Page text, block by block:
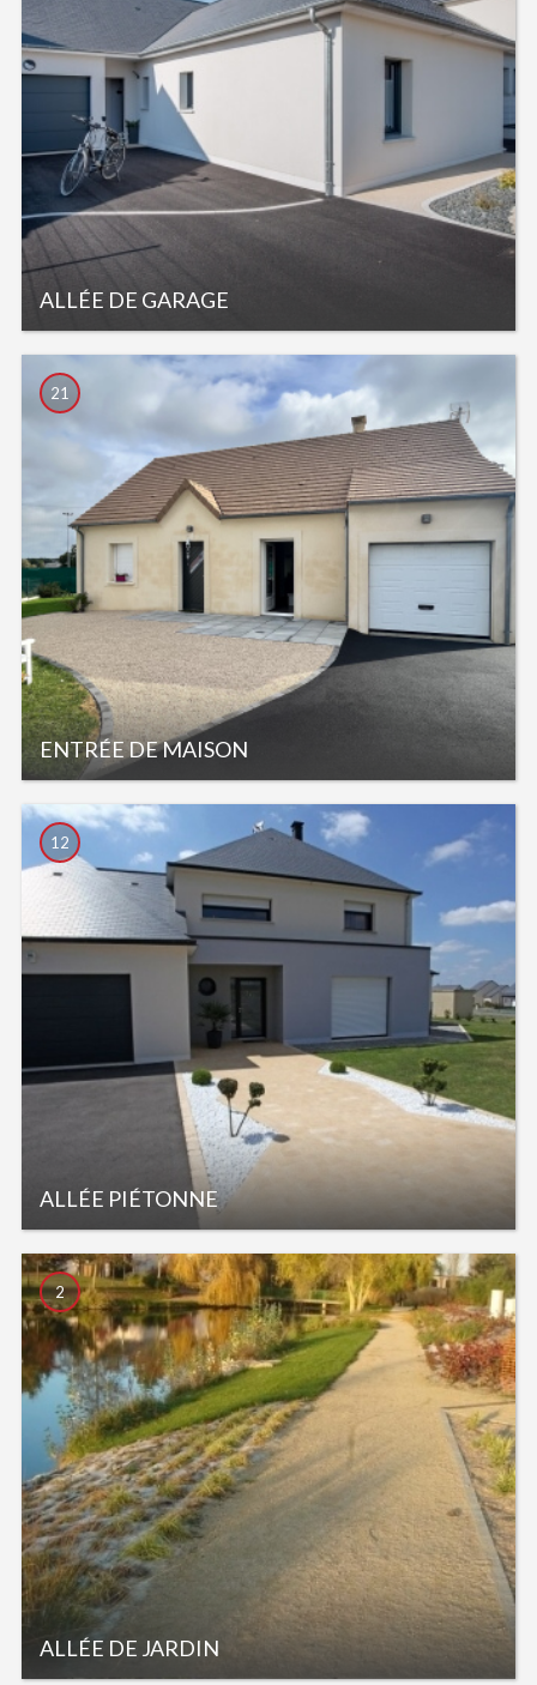
ALLÉE DE GARAGE
ENTRÉE DE MAISON
21
ALLÉE PIÉTONNE
12
ALLÉE DE JARDIN
2